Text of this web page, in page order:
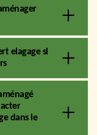
elagage si
dans le